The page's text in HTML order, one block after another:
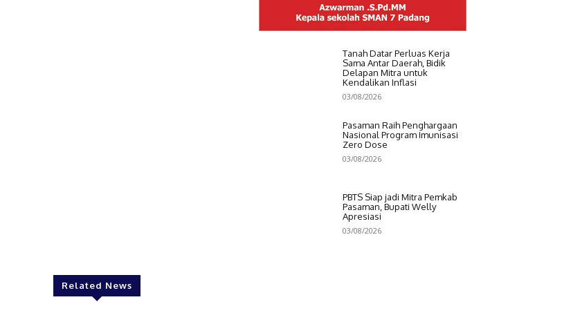
Tanah Datar Perluas Kerja
Sama Antar Daerah, Bidik
Delapan Mitra untuk
Kendalikan Inflasi
03/08/2026
Pasaman Raih Penghargaan
Nasional Program Imunisasi
Zero Dose
03/08/2026
PBTS Siap jadi Mitra Pemkab
Pasaman, Bupati Welly
Apresiasi
03/08/2026
Related News